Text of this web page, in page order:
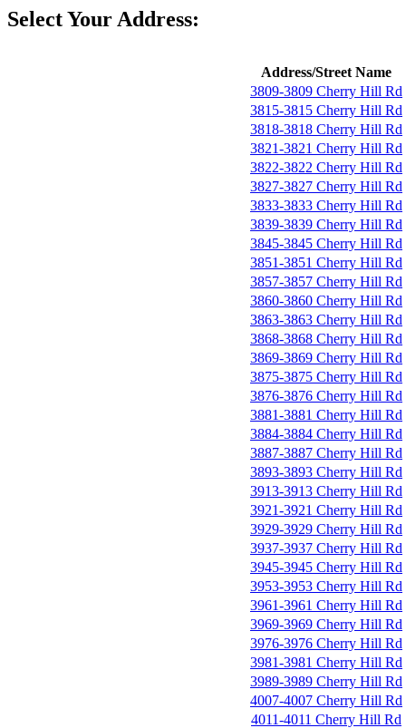
Select Your Address:
Address/Street Name
3809-3809 Cherry Hill Rd
3815-3815 Cherry Hill Rd
3818-3818 Cherry Hill Rd
3821-3821 Cherry Hill Rd
3822-3822 Cherry Hill Rd
3827-3827 Cherry Hill Rd
3833-3833 Cherry Hill Rd
3839-3839 Cherry Hill Rd
3845-3845 Cherry Hill Rd
3851-3851 Cherry Hill Rd
3857-3857 Cherry Hill Rd
3860-3860 Cherry Hill Rd
3863-3863 Cherry Hill Rd
3868-3868 Cherry Hill Rd
3869-3869 Cherry Hill Rd
3875-3875 Cherry Hill Rd
3876-3876 Cherry Hill Rd
3881-3881 Cherry Hill Rd
3884-3884 Cherry Hill Rd
3887-3887 Cherry Hill Rd
3893-3893 Cherry Hill Rd
3913-3913 Cherry Hill Rd
3921-3921 Cherry Hill Rd
3929-3929 Cherry Hill Rd
3937-3937 Cherry Hill Rd
3945-3945 Cherry Hill Rd
3953-3953 Cherry Hill Rd
3961-3961 Cherry Hill Rd
3969-3969 Cherry Hill Rd
3976-3976 Cherry Hill Rd
3981-3981 Cherry Hill Rd
3989-3989 Cherry Hill Rd
4007-4007 Cherry Hill Rd
4011-4011 Cherry Hill Rd